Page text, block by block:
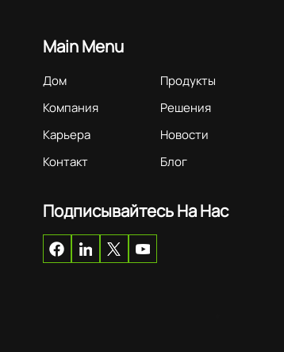
Main Menu
Дом
Продукты
Компания
Решения
Карьера
Новости
Контакт
Блог
Подписывайтесь На Нас